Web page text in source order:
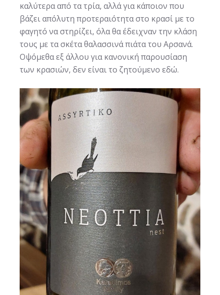
καλύτερα από τα τρία, αλλά για κάποιον που
βάζει απόλυτη προτεραιότητα στο κρασί με το
φαγητό να στηρίζει, όλα θα έδειχναν την κλάση
τους με τα σκέτα θαλασσινά πιάτα του Αρσανά.
Οψόμεθα εξ άλλου για κανονική παρουσίαση
των κρασιών, δεν είναι το ζητούμενο εδώ.